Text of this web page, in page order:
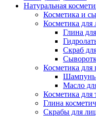
Натуральная
Косметика и
Косметика для
Глина
Скраб
Косметика для
Шампунь
Масло
Косметика для
Глина
Скрабы для